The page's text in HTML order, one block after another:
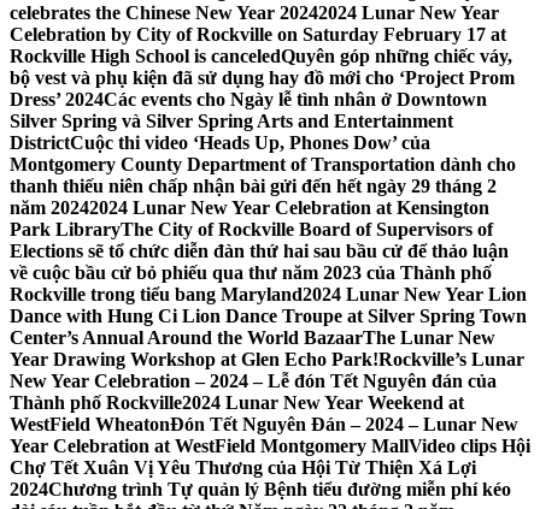
celebrates the Chinese New Year 20242024 Lunar New Year
Celebration by City of Rockville on Saturday February 17 at
Rockville High School is canceledQuyên góp những chiếc váy,
bộ vest và phụ kiện đã sử dụng hay đồ mới cho ‘Project Prom
Dress’ 2024Các events cho Ngày lễ tình nhân ở Downtown
Silver Spring và Silver Spring Arts and Entertainment
DistrictCuộc thi video ‘Heads Up, Phones Dow’ của
Montgomery County Department of Transportation dành cho
thanh thiếu niên chấp nhận bài gửi đến hết ngày 29 tháng 2
năm 20242024 Lunar New Year Celebration at Kensington
Park LibraryThe City of Rockville Board of Supervisors of
Elections sẽ tổ chức diễn đàn thứ hai sau bầu cử để thảo luận
về cuộc bầu cử bỏ phiếu qua thư năm 2023 của Thành phố
Rockville trong tiểu bang Maryland2024 Lunar New Year Lion
Dance with Hung Ci Lion Dance Troupe at Silver Spring Town
Center’s Annual Around the World BazaarThe Lunar New
Year Drawing Workshop at Glen Echo Park!Rockville’s Lunar
New Year Celebration – 2024 – Lễ đón Tết Nguyên đán của
Thành phố Rockville2024 Lunar New Year Weekend at
WestField WheatonĐón Tết Nguyên Đán – 2024 – Lunar New
Year Celebration at WestField Montgomery MallVideo clips Hội
Chợ Tết Xuân Vị Yêu Thương của Hội Từ Thiện Xá Lợi
2024Chương trình Tự quản lý Bệnh tiểu đường miễn phí kéo